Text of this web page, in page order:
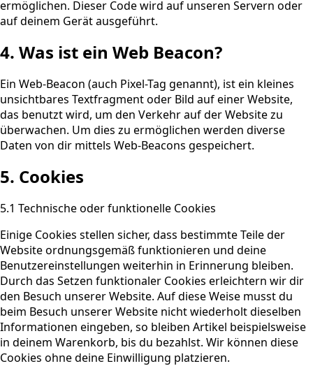
ermöglichen. Dieser Code wird auf unseren Servern oder
auf deinem Gerät ausgeführt.
4. Was ist ein Web Beacon?
Ein Web-Beacon (auch Pixel-Tag genannt), ist ein kleines
unsichtbares Textfragment oder Bild auf einer Website,
das benutzt wird, um den Verkehr auf der Website zu
überwachen. Um dies zu ermöglichen werden diverse
Daten von dir mittels Web-Beacons gespeichert.
5. Cookies
5.1 Technische oder funktionelle Cookies
Einige Cookies stellen sicher, dass bestimmte Teile der
Website ordnungsgemäß funktionieren und deine
Benutzereinstellungen weiterhin in Erinnerung bleiben.
Durch das Setzen funktionaler Cookies erleichtern wir dir
den Besuch unserer Website. Auf diese Weise musst du
beim Besuch unserer Website nicht wiederholt dieselben
Informationen eingeben, so bleiben Artikel beispielsweise
in deinem Warenkorb, bis du bezahlst. Wir können diese
Cookies ohne deine Einwilligung platzieren.